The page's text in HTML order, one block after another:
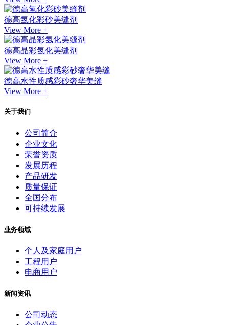
德高氢化彩砂美缝剂
View More +
德高晶彩氢化美缝剂
View More +
德高水性质感彩砂奢华美缝
View More +
关于我们
公司简介
企业文化
荣誉资质
发展历程
产品研发
质量保证
全国分布
可持续发展
业务领域
个人及家庭用户
工程用户
电商用户
新闻资讯
公司动态